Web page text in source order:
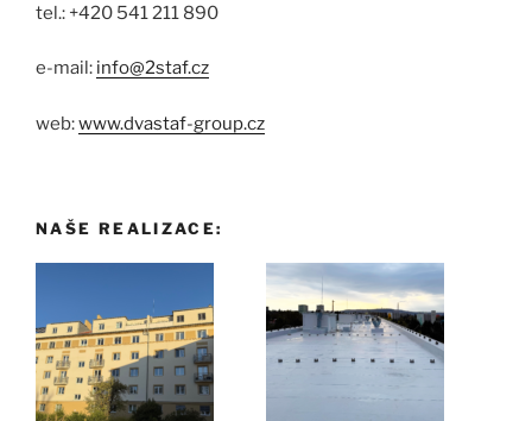
tel.: +420 541 211 890
e-mail: info@2staf.cz
web:www.dvastaf-group.cz
NAŠE REALIZACE: